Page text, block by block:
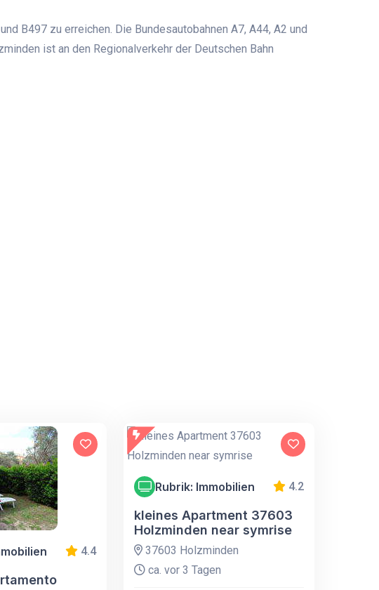
B497 zu erreichen. Die Bundesautobahnen A7, A44, A2 und
ist an den Regionalverkehr der Deutschen Bahn
4.4
Rubrik: Immobilien 4.2
kleines Apartment 37603
Holzminden near symrise
37603 Holzminden
ca. vor 3 Tagen